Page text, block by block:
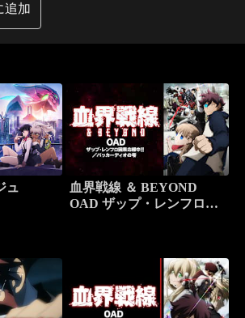
追加
ュ
血界戦線 ＆ BEYOND
OAD ザップ・レンフロ因